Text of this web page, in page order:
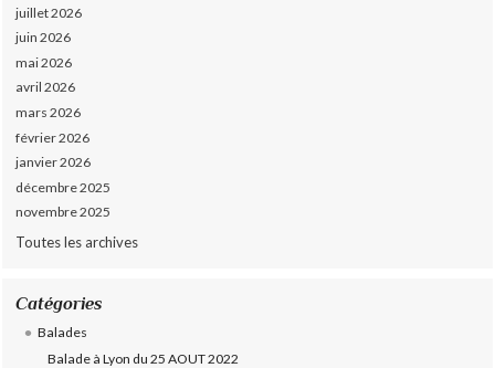
juillet 2026
juin 2026
mai 2026
avril 2026
mars 2026
février 2026
janvier 2026
décembre 2025
novembre 2025
Toutes les archives
Catégories
Balades
Balade à Lyon du 25 AOUT 2022